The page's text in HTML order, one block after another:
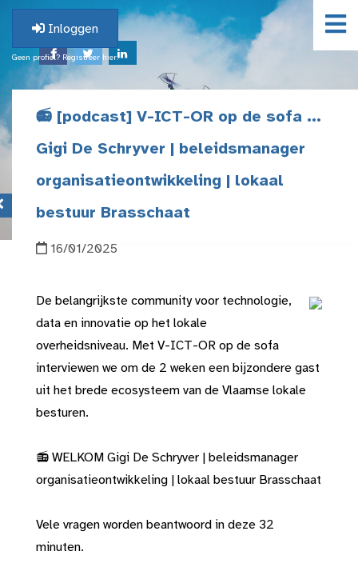
Inloggen
Geen profiel? Registreer hier.
📻 [podcast] V-ICT-OR op de sofa ...
Gigi De Schryver | beleidsmanager
organisatieontwikkeling | lokaal
bestuur Brasschaat
16/01/2025
De belangrijkste community voor technologie,
data en innovatie op het lokale
overheidsniveau. Met V-ICT-OR op de sofa
interviewen we om de 2 weken een bijzondere gast
uit het brede ecosysteem van de Vlaamse lokale
besturen.
📻 WELKOM Gigi De Schryver | beleidsmanager
organisatieontwikkeling | lokaal bestuur Brasschaat
Vele vragen worden beantwoord in deze 32
minuten.